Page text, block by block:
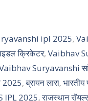
ipl 2025,
क्रिकेटर, Vaibhav
Suryavanshi
2025,ब्रायन लारा, भारतीय
IPL 2025,राजस्थान